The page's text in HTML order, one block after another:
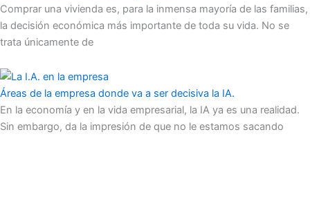
Comprar una vivienda es, para la inmensa mayoría de las familias,
la decisión económica más importante de toda su vida. No se
trata únicamente de
Áreas de la empresa donde va a ser decisiva la IA.
En la economía y en la vida empresarial, la IA ya es una realidad.
Sin embargo, da la impresión de que no le estamos sacando